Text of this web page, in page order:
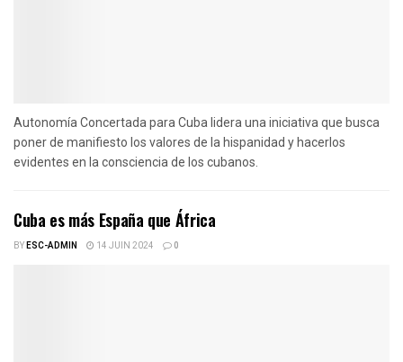
Autonomía Concertada para Cuba lidera una iniciativa que busca
poner de manifiesto los valores de la hispanidad y hacerlos
evidentes en la consciencia de los cubanos.
Cuba es más España que África
BYESC-ADMIN 14 JUIN 2024 0